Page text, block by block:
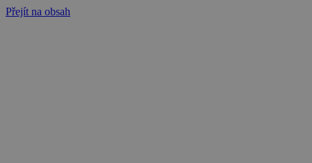
Přejít na obsah